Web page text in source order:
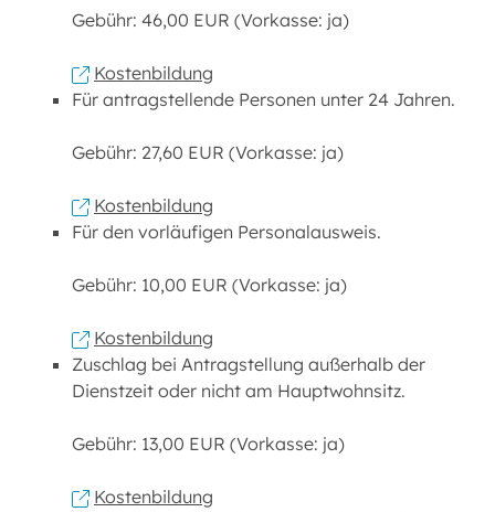
Gebühr: 46,00 EUR (Vorkasse: ja)
Kostenbildung
Für antragstellende Personen unter 24 Jahren.
Gebühr: 27,60 EUR (Vorkasse: ja)
Kostenbildung
Für den vorläufigen Personalausweis.
Gebühr: 10,00 EUR (Vorkasse: ja)
Kostenbildung
Zuschlag bei Antragstellung außerhalb der
Dienstzeit oder nicht am Hauptwohnsitz.
Gebühr: 13,00 EUR (Vorkasse: ja)
Kostenbildung